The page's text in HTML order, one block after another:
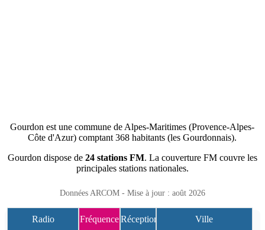
Gourdon est une commune de Alpes-Maritimes (Provence-Alpes-
Côte d'Azur) comptant 368 habitants (les Gourdonnais).
Gourdon dispose de 24 stations FM. La couverture FM couvre les
principales stations nationales.
Données ARCOM - Mise à jour : août 2026
Radio FréquenceRéception Ville